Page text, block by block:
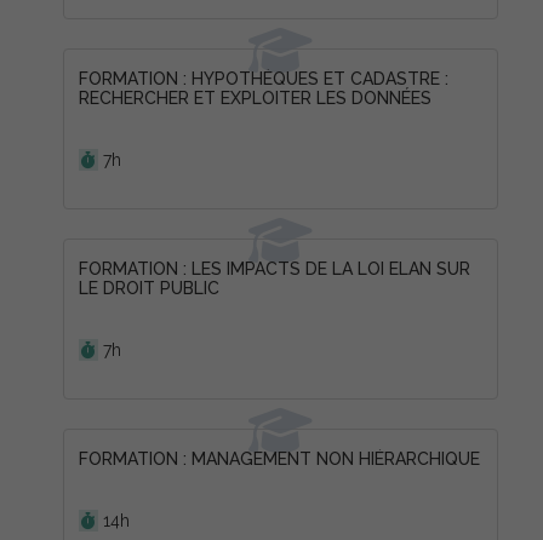
FORMATION : HYPOTHÈQUES ET CADASTRE :
RECHERCHER ET EXPLOITER LES DONNÉES
7h
FORMATION : LES IMPACTS DE LA LOI ELAN SUR
LE DROIT PUBLIC
7h
FORMATION : MANAGEMENT NON HIÉRARCHIQUE
14h